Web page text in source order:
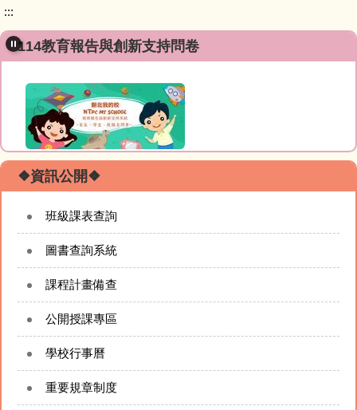
:::
114教育報告與創新支持問卷
❖資訊公開❖
班級課表查詢
圖書查詢系統
課程計畫備查
公開授課專區
學校行事曆
重要規章制度